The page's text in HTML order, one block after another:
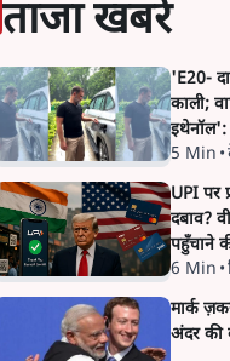
ताजा खबरें
'E20-
काली;
इथेनॉल':
5 Min •
UPI पर
दबाव?
पहुँचाने
6 Min •
मार्क
अंदर की